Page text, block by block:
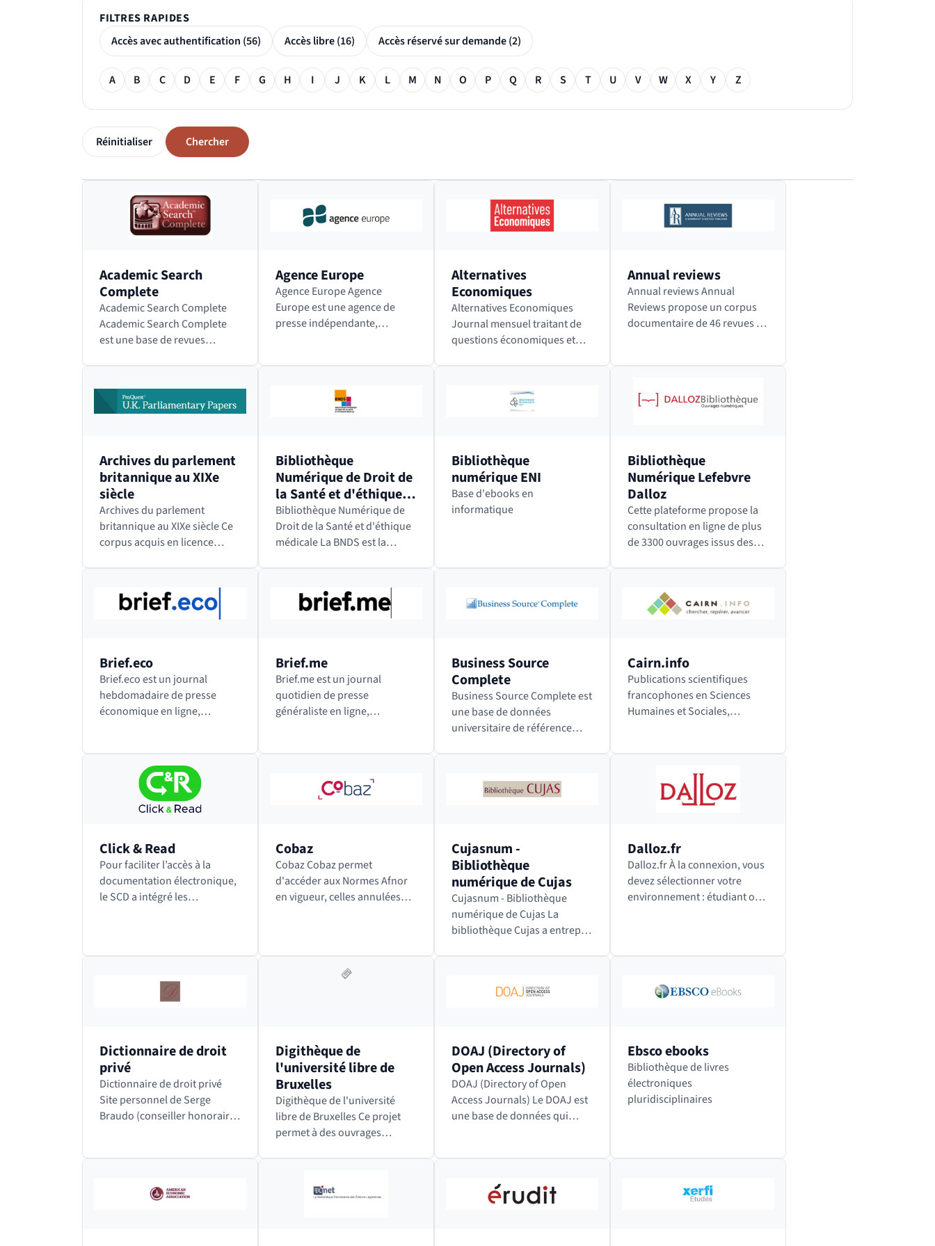
FILTRES RAPIDES
Accès avec authentification (56)
Accès libre (16) Accès réservé sur demande (2)
Filtre alphabétique
A B C D E F G H I J K L M N O P Q R S T U V W X Y Z
Réinitialiser Chercher
Passer le bloc des résultats de recherche
Academic Search
Complete
Academic Search Complete
Academic Search Complete
est une base de revues
académiques, tels que les
sciences humaines, les
Agence Europe
Agence Europe Agence
Europe est une agence de
presse indépendante,
Elle publie le Bulletin
Quotidien Europe,…
Alternatives
Economiques
Alternatives Economiques
Journal mensuel traitant de
questions économiques et
Économiques, aussi
appelé Alter Eco, est en…
Annual reviews
Annual reviews Annual
Reviews propose un corpus
documentaire de 46 revues de
en…
Archives du parlement
britannique au XIXe
siècle
Archives du parlement
britannique au XIXe siècle Ce
corpus acquis en licence
parlementaires numérisés
produits par la Chambre des
Bibliothèque
Numérique de Droit de
la Santé et d'éthique
médicale
Bibliothèque Numérique de
Droit de la Santé et d'éthique
médicale La BNDS est la
consacrée au droit de la santé
et à toutes les disciplines
Bibliothèque
numérique ENI
Base d'ebooks en
informatique
Bibliothèque
Numérique Lefebvre
Dalloz
Cette plateforme propose la
consultation en ligne de plus
de 3300 ouvrages issus des
Brief.eco
Brief.eco est un journal
hebdomadaire de presse
économique en ligne,
proposer des contenus moins
nombreux…
Brief.me
Brief.me est un journal
quotidien de presse
généraliste en ligne,
proposer des contenus moins
nombreux mais…
Business Source
Complete
Business Source Complete est
une base de données
universitaire de référence
management, les systèmes
Cairn.info
Publications scientifiques
francophones en Sciences
Humaines et Sociales,
Click & Read
Pour faciliter l’accès à la
documentation électronique,
le SCD a intégré les
Cobaz
Cobaz Cobaz permet
d'accéder aux Normes Afnor
en vigueur, celles annulées
permettent d’identifier…
Cujasnum -
Bibliothèque
numérique de Cujas
Cujasnum - Bibliothèque
numérique de Cujas La
bibliothèque Cujas a entrepris
deux enseignants chercheurs,
Dalloz.fr
Dalloz.fr À la connexion, vous
devez sélectionner votre
environnement : étudiant ou
Dictionnaire de droit
privé
Dictionnaire de droit privé
Site personnel de Serge
Braudo (conseiller honoraire
termes en droit…
Digithèque de
l'université libre de
Bruxelles
Digithèque de l'université
libre de Bruxelles Ce projet
permet à des ouvrages
préservant les originaux. Les
DOAJ (Directory of
Open Access Journals)
DOAJ (Directory of Open
Access Journals) Le DOAJ est
une base de données qui
Access quelle que soit la
discipline, la langue ou…
Ebsco ebooks
Bibliothèque de livres
électroniques
pluridisciplinaires